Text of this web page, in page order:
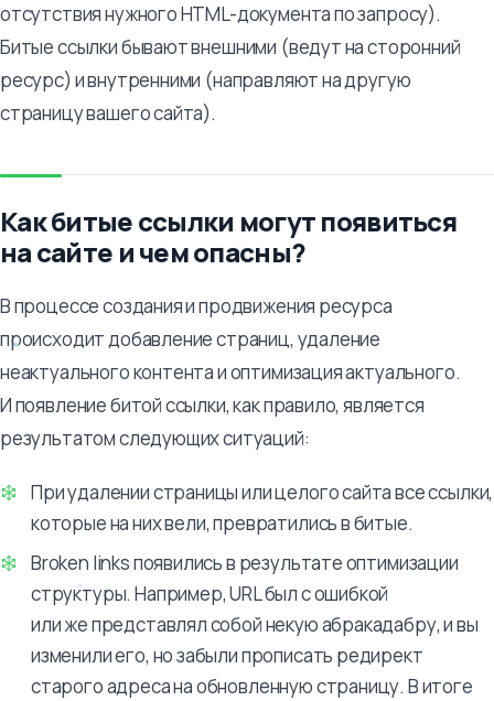
отсутствия нужного HTML-документа по запросу).
Битые ссылки бывают внешними (ведут на сторонний
ресурс) и внутренними (направляют на другую
страницу вашего сайта).
Как битые ссылки могут появиться
на сайте и чем опасны?
В процессе создания и продвижения ресурса
происходит добавление страниц, удаление
неактуального контента и оптимизация актуального.
И появление битой ссылки, как правило, является
результатом следующих ситуаций:
При удалении страницы или целого сайта все ссылки,
которые на них вели, превратились в битые.
Broken links появились в результате оптимизации
структуры. Например, URL был с ошибкой
или же представлял собой некую абракадабру, и вы
изменили его, но забыли прописать редирект
старого адреса на обновленную страницу. В итоге